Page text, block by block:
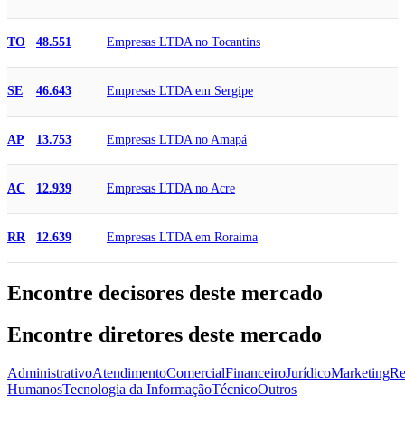
TO 48.551 Empresas LTDA no Tocantins
SE 46.643 Empresas LTDA em Sergipe
AP 13.753 Empresas LTDA no Amapá
AC 12.939 Empresas LTDA no Acre
RR 12.639 Empresas LTDA em Roraima
Encontre decisores deste mercado
Encontre diretores deste mercado
AdministrativoAtendimentoComercialFinanceiroJurídicoMarketing
HumanosTecnologia da InformaçãoTécnicoOutros